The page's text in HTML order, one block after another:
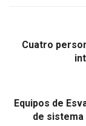
Cuatro
Equipos de
de